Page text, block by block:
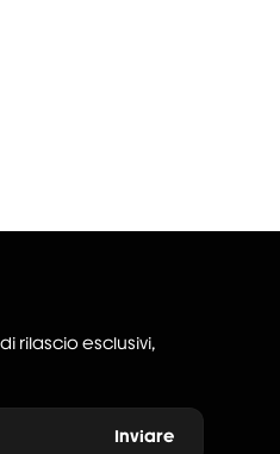
rilascio esclusivi,
Inviare